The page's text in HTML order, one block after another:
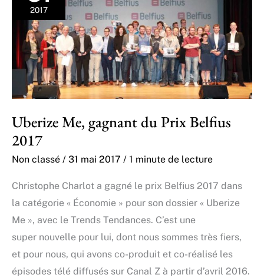
2017
Uberize Me, gagnant du Prix Belfius
2017
Non classé / 31 mai 2017 / 1 minute de lecture
Christophe Charlot a gagné le prix Belfius 2017 dans
la catégorie « Économie » pour son dossier « Uberize
Me », avec le Trends Tendances. C’est une
super nouvelle pour lui, dont nous sommes très fiers,
et pour nous, qui avons co-produit et co-réalisé les
épisodes télé diffusés sur Canal Z à partir d’avril 2016.